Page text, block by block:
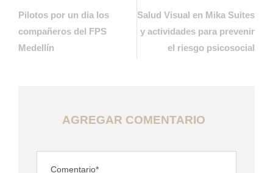
Pilotos por un dia los
compañeros del FPS
Medellín
Salud Visual en Mika Suites
y actividades para prevenir
el riesgo psicosocial
AGREGAR COMENTARIO